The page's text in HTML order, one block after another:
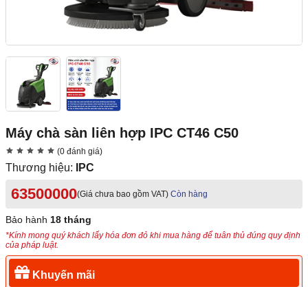
Máy chà sàn liên hợp IPC CT46 C50
(0 đánh giá)
Thương hiệu: IPC
63500000(Giá chưa bao gồm VAT) Còn hàng
Bảo hành 18 tháng
*Kính mong quý khách lấy hóa đơn đỏ khi mua hàng để tuân thủ đúng quy định
của pháp luật.
Khuyến mãi